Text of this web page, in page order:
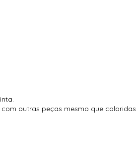
outras peças mesmo que coloridas